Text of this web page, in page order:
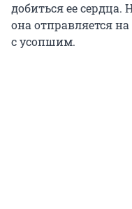
добиться ее
она отправляется
с усопшим.